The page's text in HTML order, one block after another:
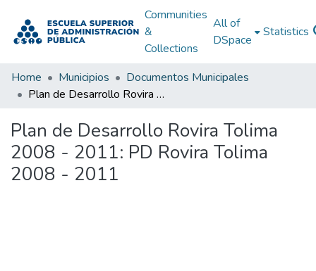
Communities
&
Collections
All of
DSpace
Statistics
Home Municipios
Documentos Municipales
Plan de Desarrollo Rovira Tolima 2008 - 2011: PD Rovira Tolima 2008 - 2011
Plan de Desarrollo Rovira Tolima
2008 - 2011: PD Rovira Tolima
2008 - 2011